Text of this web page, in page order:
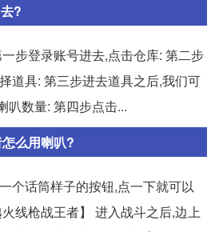
?
步登录账号进去,点击仓库: 第二步
道具: 第三步进去道具之后,我们可
叭数量: 第四步点击...
么用喇叭?
个话筒样子的按钮,点一下就可以
线枪战王者】 进入战斗之后,边上